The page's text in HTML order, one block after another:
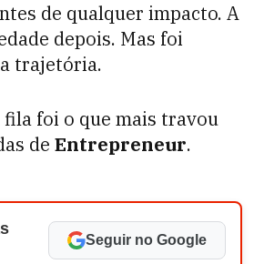
de qualquer impacto. A
depois. Mas foi
trajetória.
foi o que mais travou
de Entrepreneur.
Seguir no Google